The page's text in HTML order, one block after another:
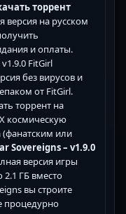
торрент
версия на русском
и оплаты.
FitGirl
без вирусов и
от FitGirl.
торрент на
космическую
(фанатским или
Sovereigns – v1.9.0
версия игры
2.1 ГБ вместо
вы строите
процедурно